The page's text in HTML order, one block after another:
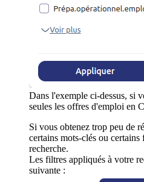
Dans l'exemple ci-dessus, si
seules les offres d'emploi en
Si vous obtenez trop peu de
certains mots-clés ou
recherche.
Les filtres appliqués à votre
suivante :